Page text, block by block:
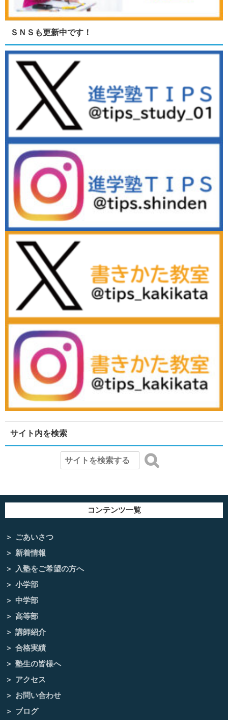
ＳＮＳも更新中です！
サイト内を検索
コンテンツ一覧
ごあいさつ
新着情報
入塾をご希望の方へ
小学部
中学部
高等部
講師紹介
合格実績
塾生の皆様へ
アクセス
お問い合わせ
ブログ